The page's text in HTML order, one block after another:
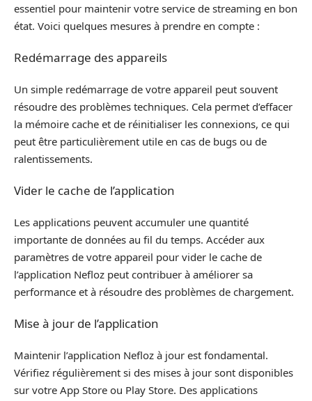
essentiel pour maintenir votre service de streaming en bon
état. Voici quelques mesures à prendre en compte :
Redémarrage des appareils
Un simple redémarrage de votre appareil peut souvent
résoudre des problèmes techniques. Cela permet d’effacer
la mémoire cache et de réinitialiser les connexions, ce qui
peut être particulièrement utile en cas de bugs ou de
ralentissements.
Vider le cache de l’application
Les applications peuvent accumuler une quantité
importante de données au fil du temps. Accéder aux
paramètres de votre appareil pour vider le cache de
l’application Nefloz peut contribuer à améliorer sa
performance et à résoudre des problèmes de chargement.
Mise à jour de l’application
Maintenir l’application Nefloz à jour est fondamental.
Vérifiez régulièrement si des mises à jour sont disponibles
sur votre App Store ou Play Store. Des applications